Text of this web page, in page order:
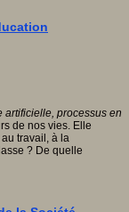
artificielle, processus en
de nos vies. Elle
travail, à la
? De quelle